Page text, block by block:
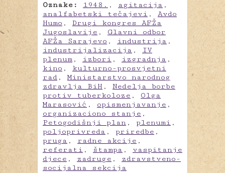
Oznake: 1948. , agitacija ,
analfabetski tečajevi , Avdo
Humo , Drugi kongres AFŽa
Jugoslavije , Glavni odbor
AFŽa Sarajevo , industrija ,
industrijalizacija ,
IV
plenum , izbori , izgradnja ,
kino , kulturno-prosvjetni
rad ,Ministarstvo narodnog
zdravlja BiH , Nedelja borbe
protiv tuberkoloze , Olga
Marasović , opismenjavanje ,
organizaciono stanje ,
Petogodišnji plan , plenumi ,
poljoprivreda , priredbe ,
pruga , radne akcije ,
referati , štampa , vaspitanje
djece , zadruge ,
zdravstveno-
socijalna sekcija